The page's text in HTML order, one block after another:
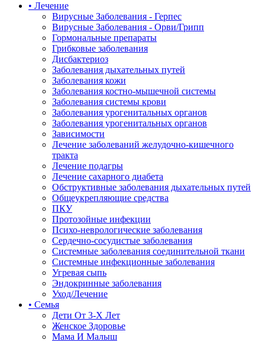
• Лечение
Вирусные Заболевания - Герпес
Вирусные Заболевания - Орви/Грипп
Гормональные препараты
Грибковые заболевания
Дисбактериоз
Заболевания дыхательных путей
Заболевания кожи
Заболевания костно-мышечной системы
Заболевания системы крови
Заболевания урогенитальных органов
Заболевания урогенитальных органов
Зависимости
Лечение заболеваний желудочно-кишечного
тракта
Лечение подагры
Лечение сахарного диабета
Обструктивные заболевания дыхательных путей
Общеукрепляющие средства
ПКУ
Протозойные инфекции
Психо-неврологические заболевания
Сердечно-сосудистые заболевания
Системные заболевания соединительной ткани
Системные инфекционные заболевания
Угревая сыпь
Эндокринные заболевания
Уход/Лечение
• Семья
Дети От 3-Х Лет
Женское Здоровье
Мама И Малыш